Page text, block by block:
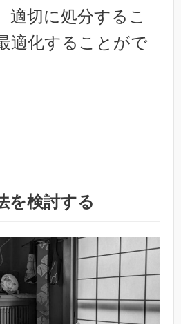
適切に処分するこ
適化することがで
を検討する